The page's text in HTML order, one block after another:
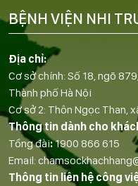
Địa chỉ:
Cơ sở chính: Số 18, ngõ
Thành phố Hà Nội
Cơ sở 2: Thôn Ngọc Than,
Thông tin dành cho
Tổng đài:1900 866 615
Email:
Thông tin liên hệ công
BỆNH VIỆN NHI